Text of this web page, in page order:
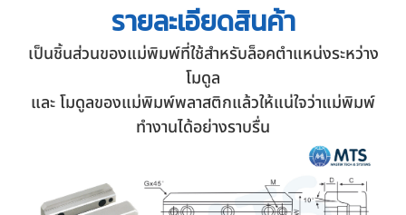
รายละเอียดสินค้า
เป็นชิ้นส่วนของแม่พิมพ์ที่ใช้สำหรับล็อคตำแหน่งระหว่าง
โมดูล
และ โมดูลของแม่พิมพ์พลาสติกแล้วให้แน่ใจว่าแม่พิมพ์
ทำงานได้อย่างราบรื่น